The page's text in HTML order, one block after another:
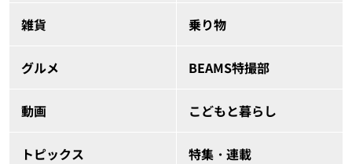
雑貨 乗り物
グルメ BEAMS特撮部
動画 こどもと暮らし
トピックス 特集・連載